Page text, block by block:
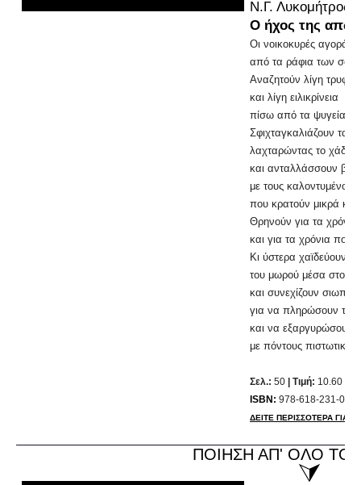
Ν.Γ. Λυκομήτρος
Ο ήχος της
Οι νοικοκυρές
από τα ράφια των
Αναζητούν λίγη
και λίγη ειλικρίνεια
πίσω από τα ψυγεία
Σφιχταγκαλιάζουν τα
λαχταρώντας το χάδι
και ανταλλάσσουν
με τους καλοντυμένους
που κρατούν μικρά
Θρηνούν για τα
και για τα χρόνια που
Κι ύστερα χαϊδεύουν
του μωρού μέσα στο
και συνεχίζουν
για να πληρώσουν τα
και να εξαργυρώσουν
με πόντους
Σελ.: 50 | Τιμή: 10.60
ISBN: 978-618-231-
ΔΕΙΤΕ ΠΕΡΙΣΣΟΤΕΡΑ ΓΙΑ
ΠΟΙΗΣΗ ΑΠ' ΟΛΟ
⮛